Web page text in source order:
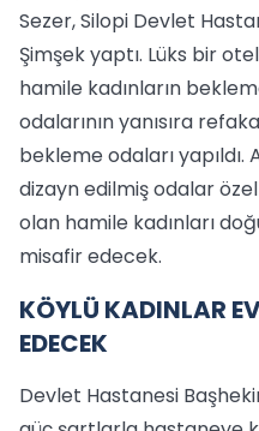
Sezer, Silopi Devlet
Şimşek yaptı. Lüks bir
hamile kadınların
odalarının yanısıra
bekleme odaları yapıldı.
dizayn edilmiş odalar
olan hamile kadınları
misafir edecek.
KÖYLÜ KADINLAR
EDECEK
Devlet Hastanesi